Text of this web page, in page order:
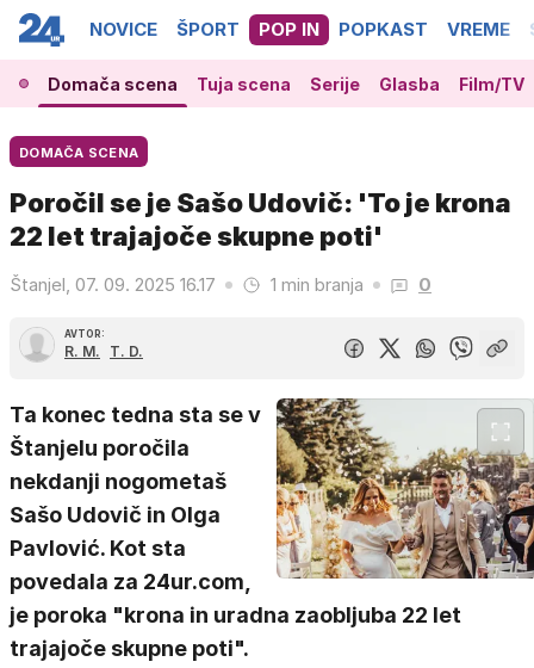
NOVICE ŠPORT POP IN POPKAST VREME
Domača scena Tuja scena Serije Glasba Film/TV
DOMAČA SCENA
Poročil se je Sašo Udovič: 'To je krona
22 let trajajoče skupne poti'
Štanjel, 07. 09. 2025 16.17 1 min branja 0
AVTOR:
R. M. T. D.
Ta konec tedna sta se v
Štanjelu poročila
nekdanji nogometaš
Sašo Udovič in Olga
Pavlović. Kot sta
povedala za 24ur.com,
je poroka "krona in uradna zaobljuba 22 let
trajajoče skupne poti".